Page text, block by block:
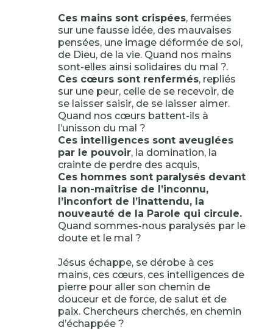
Ces mains sont crispées, fermées
sur une fausse idée, des mauvaises
pensées, une image déformée de soi,
de Dieu, de la vie. Quand nos mains
sont-elles ainsi solidaires du mal ?.
Ces cœurs sont renfermés, repliés
sur une peur, celle de se recevoir, de
se laisser saisir, de se laisser aimer.
Quand nos cœurs battent-ils à
l’unisson du mal ?
Ces intelligences sont aveuglées
par le pouvoir, la domination, la
crainte de perdre des acquis,
Ces hommes sont paralysés devant
la non-maîtrise de l’inconnu,
l’inconfort de l’inattendu, la
nouveauté de la Parole qui circule.
Quand sommes-nous paralysés par le
doute et le mal ?
Jésus échappe, se dérobe à ces
mains, ces cœurs, ces intelligences de
pierre pour aller son chemin de
douceur et de force, de salut et de
paix. Chercheurs cherchés, en chemin
d’échappée ?